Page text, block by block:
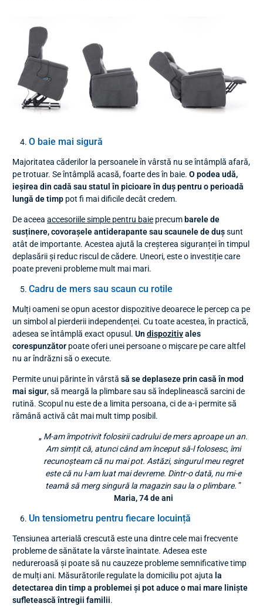
O baie mai sigură
Majoritatea căderilor la persoanele în vârstă nu se întâmplă afară,
pe trotuar. Se întâmplă acasă, foarte des în baie. O podea udă,
ieșirea din cadă sau statul în picioare în duș pentru o perioadă
lungă de timp pot fi mai dificile decât credem.
De aceea accesoriile simple pentru baie precum barele de
susținere, covorașele antiderapante sau scaunele de dușsunt
atât de importante. Acestea ajută la creșterea siguranței în timpul
deplasării și reduc riscul de cădere. Uneori, este o investiție care
poate preveni probleme mult mai mari.
Cadru de mers sau scaun cu rotile
Mulți oameni se opun acestor dispozitive deoarece le percep ca pe
un simbol al pierderii independenței. Cu toate acestea, în practică,
adesea se întâmplă exact opusul. Un dispozitivales
corespunzător poate oferi unei persoane o mișcare pe care altfel
nu ar îndrăzni să o execute.
Permite unui părinte în vârstă să se deplaseze prin casă în mod
mai sigur, să meargă la plimbare sau să îndeplinească sarcini de
rutină. Scopul nu este de a limita persoana, ci de a-i permite să
rămână activă cât mai mult timp posibil.
„ M-am împotrivit folosirii cadrului de mers aproape un an.
Am simțit că, atunci când am început să-l folosesc, îmi
recunoșteam că nu mai pot. Astăzi, singurul meu regret
este că nu l-am luat mai devreme. Dintr-o dată, nu mi-e
teamă să merg singură la magazin sau la o plimbare. ”
Maria, 74 de ani
Un tensiometru pentru fiecare locuință
Tensiunea arterială crescută este una dintre cele mai frecvente
probleme de sănătate la vârste înaintate. Adesea este
nedureroasă și poate să nu cauzeze probleme semnificative timp
de mulți ani. Măsurătorile regulate la domiciliu pot ajuta la
detectarea din timp a problemei și pot aduce o mai mare liniște
sufletească întregii familii.